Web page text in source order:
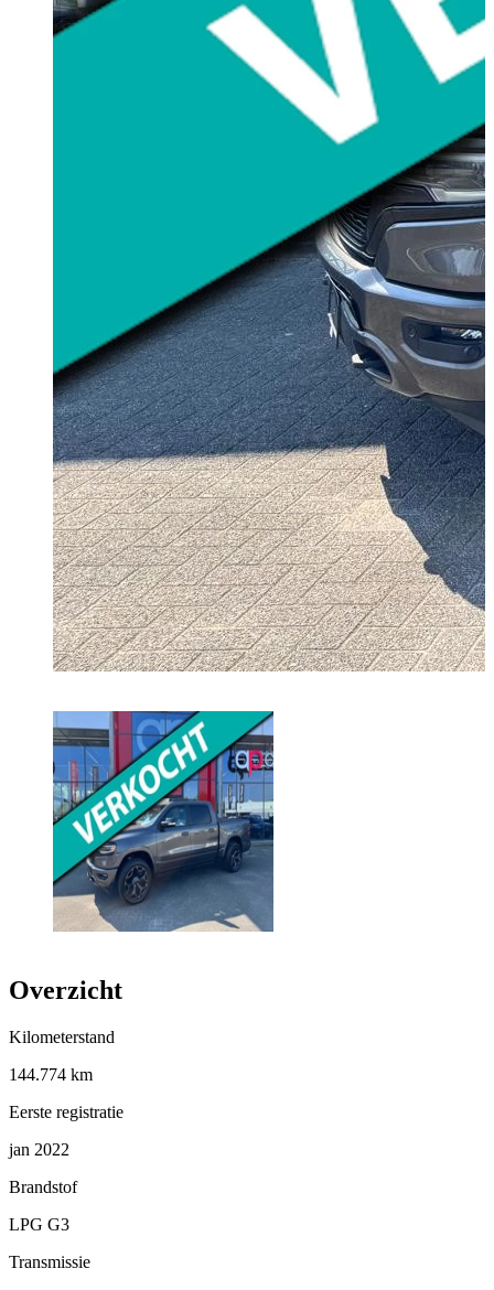
Overzicht
Kilometerstand
144.774 km
Eerste registratie
jan 2022
Brandstof
LPG G3
Transmissie